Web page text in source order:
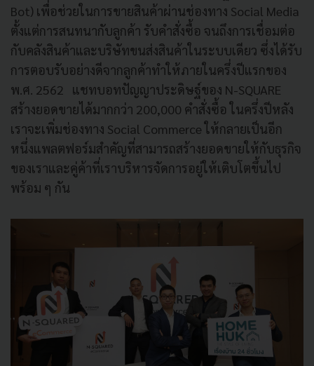
Bot) เพื่อช่วยในการขายสินค้าผ่านช่องทาง Social Media
ตั้งแต่การสนทนากับลูกค้า รับคำสั่งซื้อ จนถึงการเชื่อมต่อ
กับคลังสินค้าและบริษัทขนส่งสินค้าในระบบเดียว ซึ่งได้รับ
การตอบรับอย่างดีจากลูกค้าทำให้ภายในครึ่งปีแรกของ
พ.ศ. 2562 แชทบอทปัญญาประดิษฐ์ของ N-SQUARE
สร้างยอดขายได้มากกว่า 200,000 คำสั่งซื้อ ในครึ่งปีหลัง
เราจะเพิ่มช่องทาง Social Commerce ให้กลายเป็นอีก
หนึ่งแพลตฟอร์มสำคัญที่สามารถสร้างยอดขายให้กับธุรกิจ
ของเราและคู่ค้าที่เราบริหารจัดการอยู่ให้เติบโตขึ้นไป
พร้อม ๆ กัน